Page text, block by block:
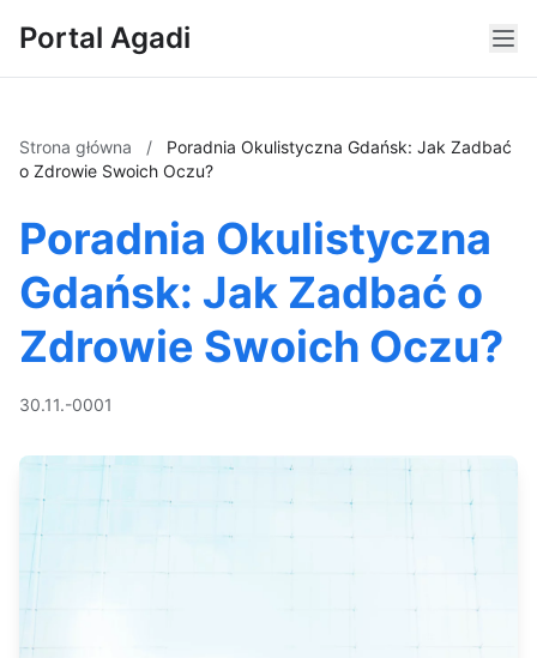
Portal Agadi
Strona główna /
Poradnia Okulistyczna Gdańsk: Jak Zadbać
o Zdrowie Swoich Oczu?
Poradnia Okulistyczna
Gdańsk: Jak Zadbać o
Zdrowie Swoich Oczu?
30.11.-0001